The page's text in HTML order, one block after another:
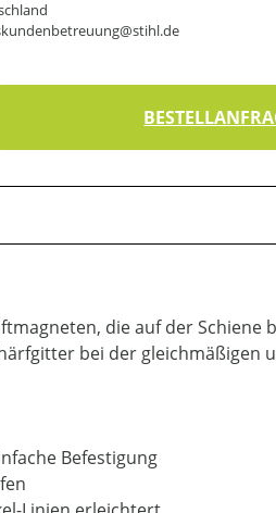
die auf der Schiene
bei der gleichmäßigen
Befestigung